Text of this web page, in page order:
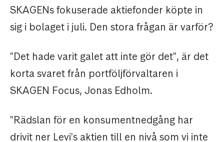
SKAGENs fokuserade aktiefonder köpte in
sig i bolaget i juli. Den stora frågan är varför?
"Det hade varit galet att inte gör det", är det
korta svaret från portföljförvaltaren i
SKAGEN Focus, Jonas Edholm.
"Rädslan för en konsumentnedgång har
drivit ner Levi's aktien till en nivå som vi inte